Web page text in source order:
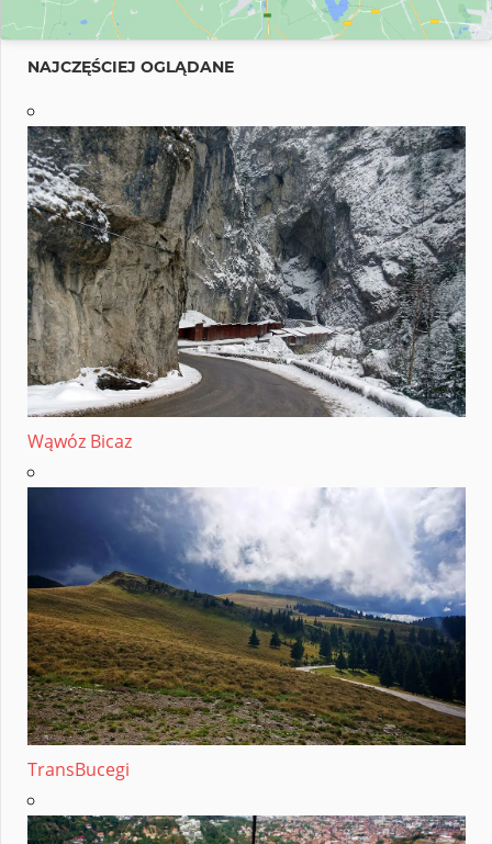
NAJCZĘŚCIEJ OGLĄDANE
Wąwóz Bicaz
TransBucegi